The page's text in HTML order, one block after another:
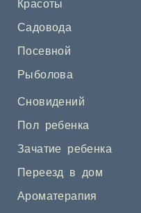
Красоты
Садовода
Посевной
Рыболова
Сновидений
Пол ребенка
Зачатие ребенка
Переезд в дом
Ароматерапия